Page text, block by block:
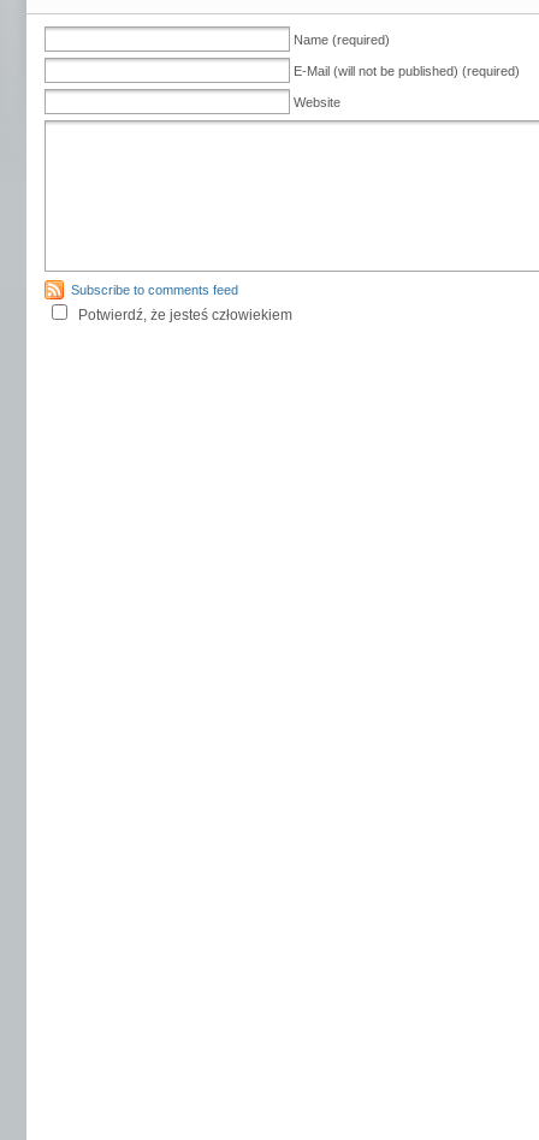
Name (required)
E-Mail (will not be published) (required)
Website
Subscribe to comments feed
Potwierdź, że jesteś człowiekiem